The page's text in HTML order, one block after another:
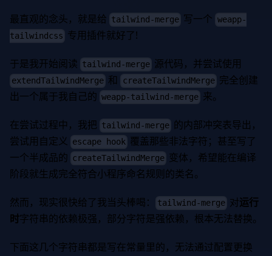
最直观的念头，就是给 tailwind-merge 写一个 weapp-
tailwindcss 专用插件就好了!
于是我开始阅读 tailwind-merge 源代码，并尝试使用
extendTailwindMerge 和 createTailwindMerge 完全创建
出一个属于我自己的 weapp-tailwind-merge 来。
在尝试过程中，我把 tailwind-merge 的内部冲突表导出，
尝试用自定义
escape hook 覆盖那些非法字符；甚至写了
一个半成品的 createTailwindMerge 变体，希望能在编译
阶段就生成完全符合小程序命名规则的类名。
然而，现实很快给了我当头棒喝： tailwind-merge 对运行
时字符串的依赖极强，部分字符是强依赖，根本无法替换。
下面这几个字符串都是写在常量里的，无法通过配置更换